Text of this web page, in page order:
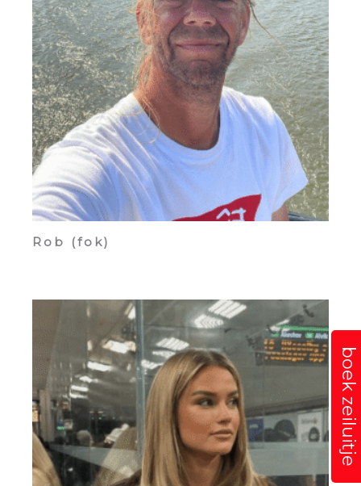
Rob (fok)
boek zeiluitje